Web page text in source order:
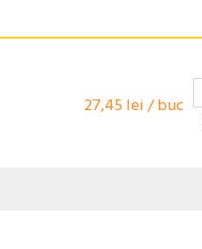
27,45 lei / buc